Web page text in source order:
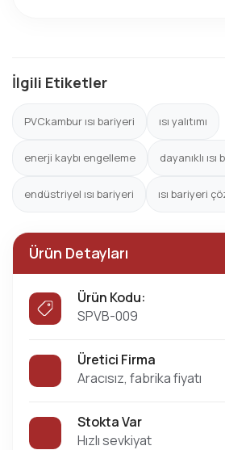
Ürün Detayları
Ürün Kodu:
SPVB-009
Üretici Firma
Aracısız, fabrika fiyatı
Stokta Var
Hızlı sevkiyat
İlgili Etiketler
PVCkambur ısı bariyeri ısı yalıtımı
enerji kaybı engelleme dayanıklı ısı
endüstriyel ısı bariyeri ısı bariyeri